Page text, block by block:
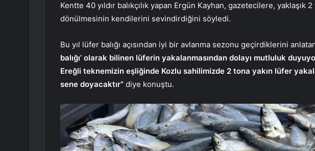
Kentte 40 yıldır balıkçılık yapan Ergün Kayhan, gazetecilere, yaklaşık
dönülmesinin kendilerini sevindirdiğini söyledi.
Bu yıl lüfer balığı açısından iyi bir avlanma sezonu geçirdiklerini
balığı’ olarak bilinen lüferin yakalanmasından dolayı mutluluk
Ereğli teknemizin eşliğinde Kozlu sahilimizde 2 tona yakın lüfer
sene doyacaktır” diye konuştu.